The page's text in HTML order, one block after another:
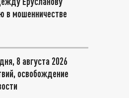
в мошенничестве
8 августа 2026
освобождение